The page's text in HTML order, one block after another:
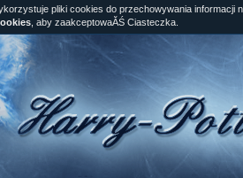
pliki cookies do przechowywania informacji
, aby zaakceptowaĂŚ Ciasteczka.